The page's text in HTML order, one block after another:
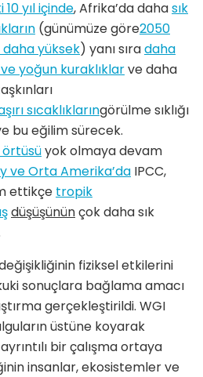
yıl içinde, Afrika’da dahasık
(günümüze göre2050
daha yüksek) yanı sıradaha
yoğun kuraklıklarve daha
sıcaklıklarıngörülme sıklığı
bu eğilim sürecek.
yok olmaya devam
ve Orta Amerika’da IPCC,
ettikçe tropik
düşüşününçok daha sık
fiziksel etkilerini
sonuçlara bağlama amacı
gerçekleştirildi. WGI
üstüne koyarak
bir çalışma ortaya
insanlar, ekosistemler ve